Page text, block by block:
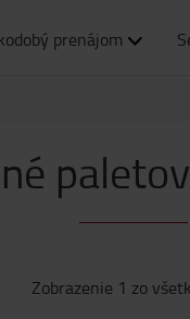
prenájom
Zobrazenie 1 zo